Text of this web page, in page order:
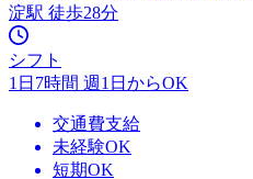
淀駅 徒歩28分
シフト
1日7時間 週1日からOK
交通費支給
未経験OK
短期OK